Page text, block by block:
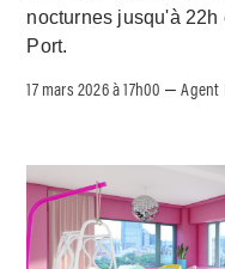
nocturnes jusqu'à
Port.
17 mars 2026 à 17h00 –Agent